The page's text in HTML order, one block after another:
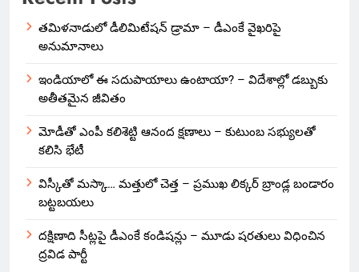
తమిళనాడులో డీలిమిటేషన్ డ్రామా – డీఎంకే వైఖరిపై
అనుమానాలు
ఇండియాలో‌ ఈ సదుపాయాలు ఉంటాయా? – విదేశాల్లో డబ్బుకు
అతీతమైన జీవితం
మోడీతో ఎంపీ కలిశెట్టి ఆనంద క్షణాలు – కుటుంబ సభ్యులతో
కలిసి భేటీ
విస్కీతో మస్కా… మత్తులో చెత్త – ప్రముఖ లిక్కర్ బ్రాండ్ల బండారం
బట్టబయలు
దక్షిణాది సీట్లపై డీఎంకే కండిషన్లు – మూడు షరతులు విధించిన
ద్రవిడ పార్టీ